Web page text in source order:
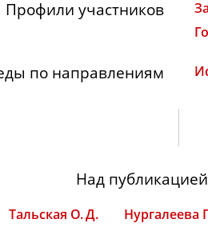
Профили участников
по направлениям
Над
Тальская О. Д. Нургалеева